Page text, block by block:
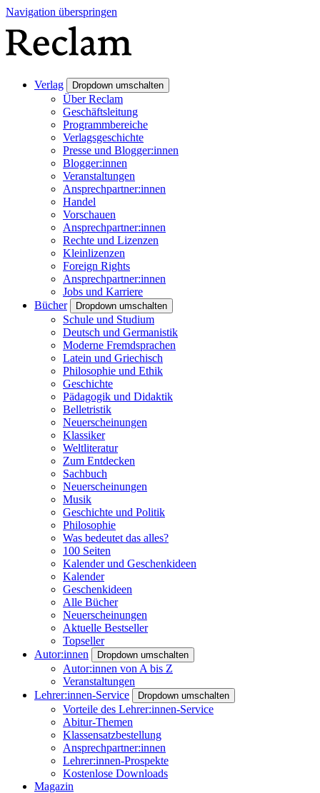
Navigation überspringen
Verlag Dropdown umschalten
Über Reclam
Geschäftsleitung
Programmbereiche
Verlagsgeschichte
Presse und Blogger:innen
Blogger:innen
Veranstaltungen
Ansprechpartner:innen
Handel
Vorschauen
Ansprechpartner:innen
Rechte und Lizenzen
Kleinlizenzen
Foreign Rights
Ansprechpartner:innen
Jobs und Karriere
Bücher
Dropdown umschalten
Schule und Studium
Deutsch und Germanistik
Moderne Fremdsprachen
Latein und Griechisch
Philosophie und Ethik
Geschichte
Pädagogik und Didaktik
Belletristik
Neuerscheinungen
Klassiker
Weltliteratur
Zum Entdecken
Sachbuch
Neuerscheinungen
Musik
Geschichte und Politik
Philosophie
Was bedeutet das alles?
100 Seiten
Kalender und Geschenkideen
Kalender
Geschenkideen
Alle Bücher
Neuerscheinungen
Aktuelle Bestseller
Topseller
Autor:innen
Dropdown umschalten
Autor:innen von A bis Z
Veranstaltungen
Lehrer:innen-Service
Dropdown umschalten
Vorteile des Lehrer:innen-Service
Abitur-Themen
Klassensatzbestellung
Ansprechpartner:innen
Lehrer:innen-Prospekte
Kostenlose Downloads
Magazin